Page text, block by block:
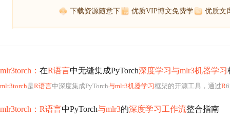
下载资源随意下 优质VIP博文免费学 优质文
mlr3torch： 在R语言中无缝集成PyTorch深度学习与mlr3机器学习
mlr3torch是R语言中深度集成PyTorch与mlr3机器学习框架的开源工具，通过R
mlr3torch：R语言中PyTorch与mlr3的深度学习工作流整合指南